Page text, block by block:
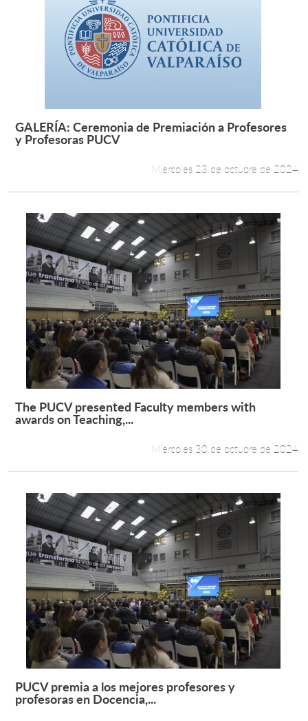
Leer más +
GALERÍA: Ceremonia de Premiación a Profesores
y Profesoras PUCV
Miércoles 23 de octubre de 2024
Leer más +
The PUCV presented Faculty members with
awards on Teaching,...
Miércoles 30 de octubre de 2024
Leer más +
PUCV premia a los mejores profesores y
profesoras en Docencia,...